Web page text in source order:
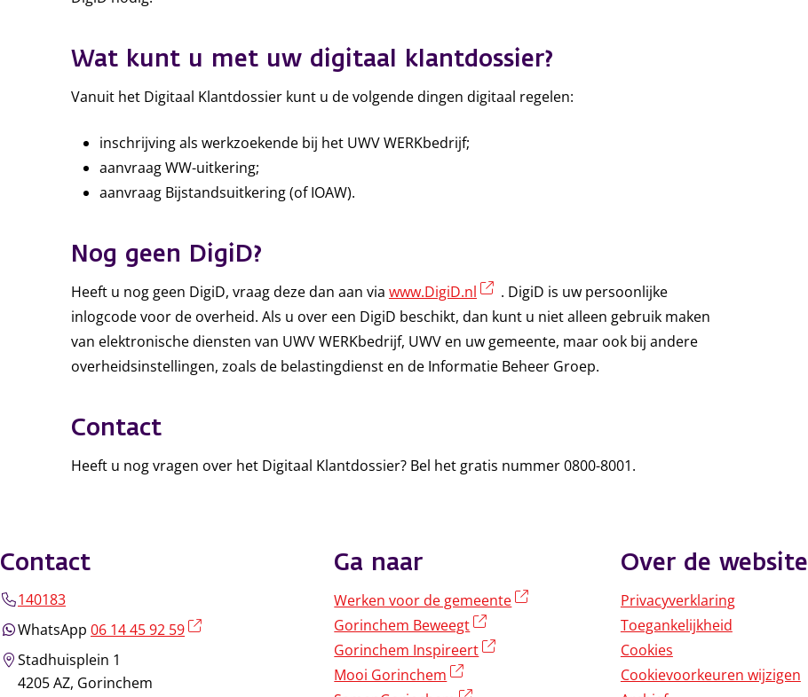
Wat kunt u met uw digitaal klantdossier?
Vanuit het Digitaal Klantdossier kunt u de volgende dingen digitaal regelen:
inschrijving als werkzoekende bij het UWV WERKbedrijf;
aanvraag WW-uitkering;
aanvraag Bijstandsuitkering (of IOAW).
Nog geen DigiD?
Heeft u nog geen DigiD, vraag deze dan aan via www.DigiD.nl (externe link)
. DigiD is uw persoonlijke
inlogcode voor de overheid. Als u over een DigiD beschikt, dan kunt u niet alleen gebruik maken
van elektronische diensten van UWV WERKbedrijf, UWV en uw gemeente, maar ook bij andere
overheidsinstellingen, zoals de belastingdienst en de Informatie Beheer Groep.
Contact
Heeft u nog vragen over het Digitaal Klantdossier? Bel het gratis nummer 0800-8001.
Contact
140183
WhatsApp 06 14 45 92 59
Stadhuisplein 1
4205 AZ, Gorinchem
Ga naar
Werken voor de gemeente
(externe link)
Gorinchem Beweegt
Gorinchem Inspireert
Mooi Gorinchem
Over de website
Privacyverklaring
Toegankelijkheid
Cookies
Cookievoorkeuren wijzigen